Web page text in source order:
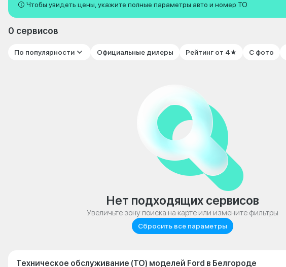
Чтобы увидеть цены, укажите полные параметры авто и номер ТО
0 сервисов
По популярности Официальные дилеры Рейтинг от 4★ С фото
Нет подходящих сервисов
Увеличьте зону поиска на карте или измените фильтры
Сбросить все параметры
Техническое обслуживание (ТО) моделей Ford в Белгороде